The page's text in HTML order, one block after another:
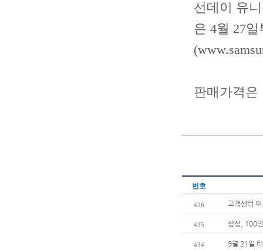
선데이 유
은 4월 27
(
판매가격은
번호
436 고객센터
435 삼성, 100
434 9월 21일